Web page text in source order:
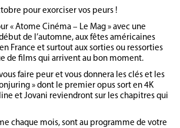
pour exorciser vos peurs !
« Atome Cinéma – Le Mag » avec une
de l’automne, aux fêtes américaines
France et surtout aux sorties ou ressorties
de films qui arrivent au bon moment.
faire peur et vous donnera les clés et les
» dont le premier opus sort en 4K
et Jovani reviendront sur les chapitres qui
chaque mois, sont au programme de votre